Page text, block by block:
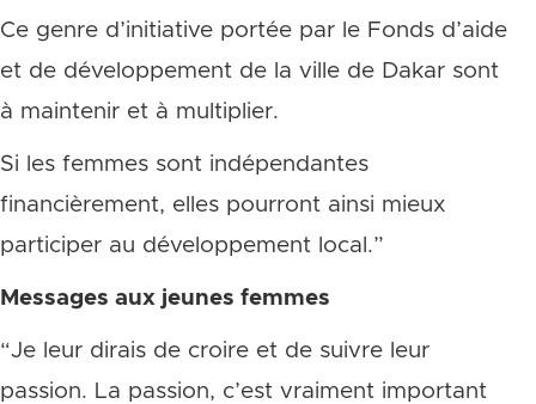
Ce genre d’initiative portée par le Fonds d’aide
et de développement de la ville de Dakar sont
à maintenir et à multiplier.
Si les femmes sont indépendantes
financièrement, elles pourront ainsi mieux
participer au développement local.”
Messages aux jeunes femmes
“Je leur dirais de croire et de suivre leur
passion. La passion, c’est vraiment important